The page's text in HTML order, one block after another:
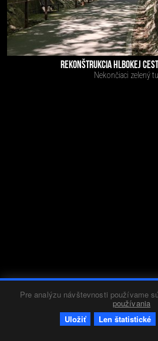
Pre analýzu návštevnosti používame
používania
Uložiť
Len štatistické
REKONŠTRUKCIA HLBOKEJ
Nekončiaci zelený